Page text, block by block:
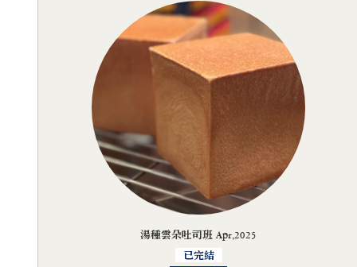
湯種雲朵吐司班 Apr,2025
已完結